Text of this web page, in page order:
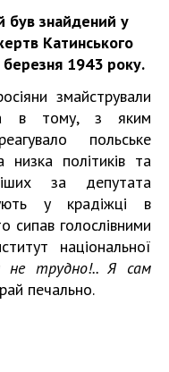
знайдений у
Катинського
1943 року.
змайстрували
в тому, з яким
польське
низка політиків та
за депутата
у крадіжці в
сипав голослівними
національної
не трудно!.. Я сам
печально.